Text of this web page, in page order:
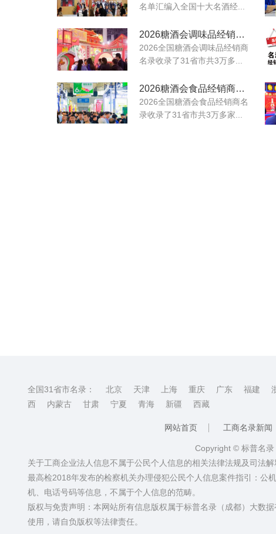
名单汇编入全国十大名酒经...
2026糖酒会调味品经销商名录
2026全国糖酒会调味品经销商
名录收录了31省市共3万多...
2026糖酒会食品经销商名录
2026全国糖酒会食品经销商名
录收录了31省市共3万多家...
全国31省市名录： 北京 天津 上海 重庆 广东 福建
西
内蒙古 甘肃 宁夏 青海 新疆 西藏
网站首页 工商名录新闻
Copyright © 标普名录
关于工商企业法人信息不属于公民个人信息的相关法律法规及司法解
最高检2018年发布的检察机关办理侵犯公民个人信息案件指引：公
机、电话号码等信息，不属于个人信息的范畴。
版权与免责声明：本网站所有信息版权属于标普名录（成都）大数
使用，请自负版权等法律责任。